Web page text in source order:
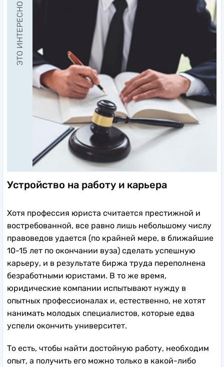
ЭТО ИНТЕРЕСНО
Устройство на работу и карьера
Хотя профессия юриста считается престижной и
востребованной, все равно лишь небольшому числу
правоведов удается (по крайней мере, в ближайшие
10-15 лет по окончании вуза) сделать успешную
карьеру, и в результате биржа труда переполнена
безработными юристами. В то же время,
юридические компании испытывают нужду в
опытных профессионалах и, естественно, не хотят
нанимать молодых специалистов, которые едва
успели окончить университет.
То есть, чтобы найти достойную работу, необходим
опыт, а получить его можно только в какой-либо